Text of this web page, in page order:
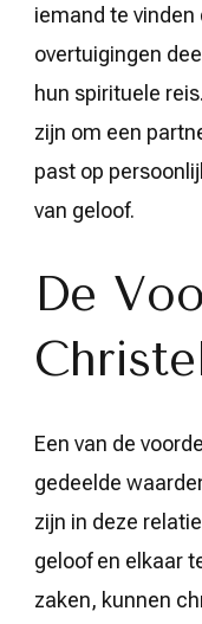
iemand te
overtuigingen
hun spirituele
zijn om een
past op
van geloof.
De
Een van de
gedeelde
zijn in deze
geloof en elkaar
zaken, kunnen